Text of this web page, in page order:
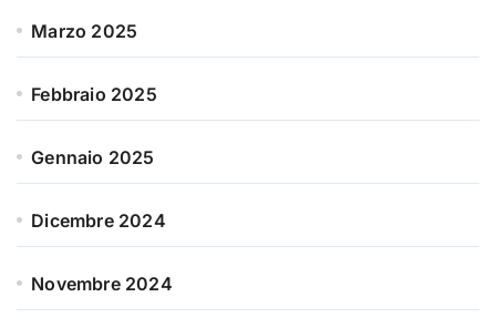
Marzo 2025
Febbraio 2025
Gennaio 2025
Dicembre 2024
Novembre 2024